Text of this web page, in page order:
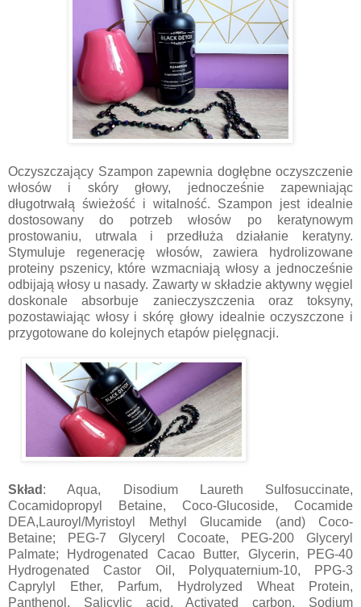
Oczyszczający Szampon zapewnia dogłębne oczyszczenie
włosów i skóry głowy, jednocześnie zapewniając
długotrwałą świeżość i witalność. Szampon jest idealnie
dostosowany do potrzeb włosów po keratynowym
prostowaniu, utrwala i przedłuża działanie keratyny.
Stymuluje regenerację włosów, zawiera hydrolizowane
proteiny pszenicy, które wzmacniają włosy a jednocześnie
odbijają włosy u nasady. Zawarty w składzie aktywny węgiel
doskonale absorbuje zanieczyszczenia oraz toksyny,
pozostawiając włosy i skórę głowy idealnie oczyszczone i
przygotowane do kolejnych etapów pielęgnacji.
Skład : Aqua, Disodium Laureth Sulfosuccinate,
Cocamidopropyl Betaine, Coco-Glucoside, Cocamide
DEA,Lauroyl/Myristoyl Methyl Glucamide (and) Coco-
Betaine; PEG-7 Glyceryl Cocoate, PEG-200 Glyceryl
Palmate; Hydrogenated Cacao Butter, Glycerin, PEG-40
Hydrogenated Castor Oil, Polyquaternium-10, PPG-3
Caprylyl Ether, Parfum, Hydrolyzed Wheat Protein,
Panthenol, Salicylic acid, Activated carbon, Sodium